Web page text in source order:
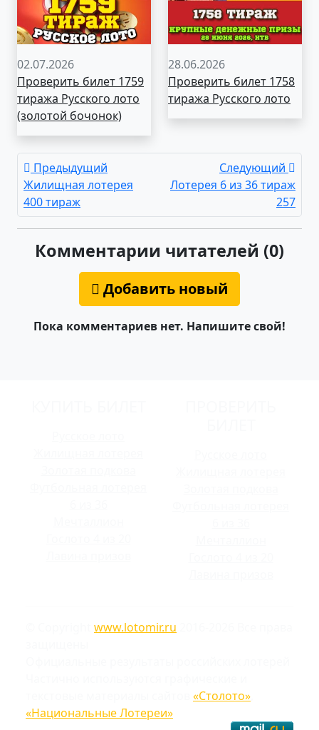
02.07.2026
Проверить билет 1759
тиража Русского лото
(золотой бочонок)
28.06.2026
Проверить билет 1758
тиража Русского лото
Предыдущий
Жилищная лотерея
400 тираж
Следующий
Лотерея 6 из 36 тираж
257
Комментарии читателей (0)
Добавить новый
Пока комментариев нет. Напишите свой!
www.lotomir.ru
«Столото»
«Национальные Лотереи»